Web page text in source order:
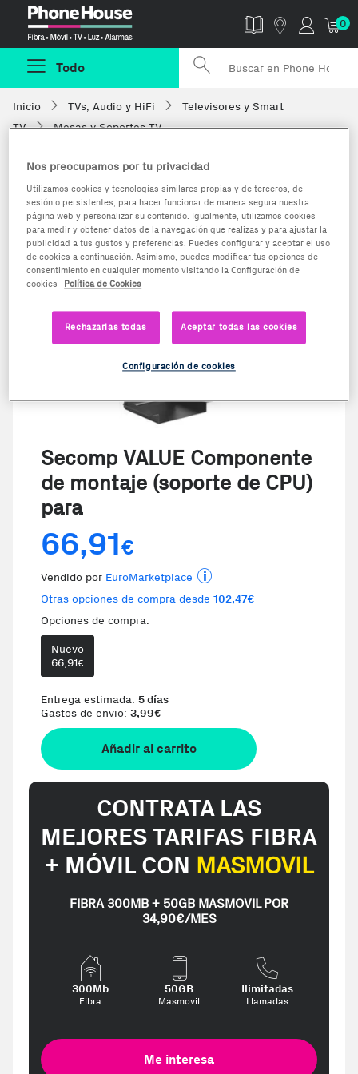
0
Todo
Inicio TVs, Audio y HiFi
Televisores y Smart
TV
Mesas y Soportes TV
Secomp VALUE Componente
de montaje (soporte de CPU)
para
66,91€
Vendido por EuroMarketplace
Otras opciones de compra desde 102,47€
Opciones de compra:
Nuevo
66,91€
Entrega estimada: 5 días
Gastos de envio: 3,99€
Añadir al carrito
CONTRATA LAS
MEJORES TARIFAS FIBRA
+ MÓVIL CON MASMOVIL
FIBRA 300MB + 50GB MASMOVIL POR
34,90€/MES
300Mb
Fibra
50GB
Masmovil
Ilimitadas
Llamadas
Me interesa
Nos preocupamos por tu privacidad
Utilizamos cookies y tecnologías similares propias y de terceros, de
sesión o persistentes, para hacer funcionar de manera segura nuestra
página web y personalizar su contenido. Igualmente, utilizamos cookies
para medir y obtener datos de la navegación que realizas y para ajustar la
publicidad a tus gustos y preferencias. Puedes configurar y aceptar el uso
de cookies a continuación. Asimismo, puedes modificar tus opciones de
consentimiento en cualquier momento visitando la Configuración de
cookies
Política de Cookies
Rechazarlas todas Aceptar todas las cookies
Configuración de cookies